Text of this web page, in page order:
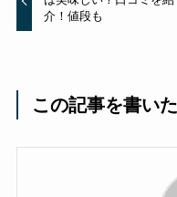
介！値段も
この記事を書い